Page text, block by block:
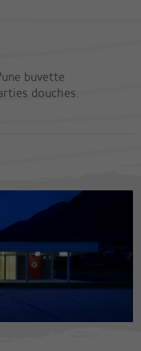
buvette
douches.